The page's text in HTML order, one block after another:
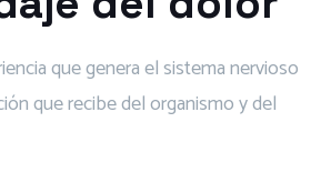
que genera el sistema nervioso
que recibe del organismo y del